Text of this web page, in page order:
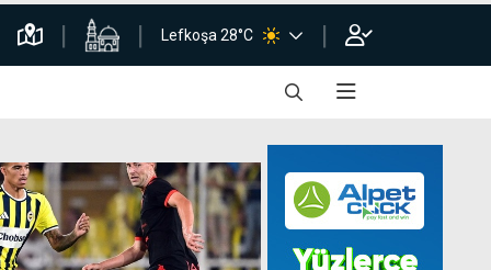
Lefkoşa 28°C